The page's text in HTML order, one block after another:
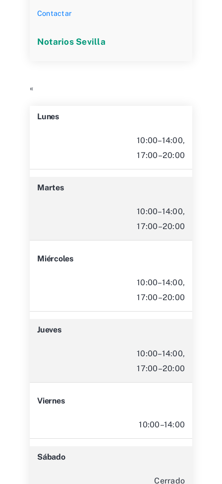
Contactar
Notarios Sevilla
«
Lunes
10:00–14:00,
17:00–20:00
Martes
10:00–14:00,
17:00–20:00
Miércoles
10:00–14:00,
17:00–20:00
Jueves
10:00–14:00,
17:00–20:00
Viernes
10:00–14:00
Sábado
Cerrado